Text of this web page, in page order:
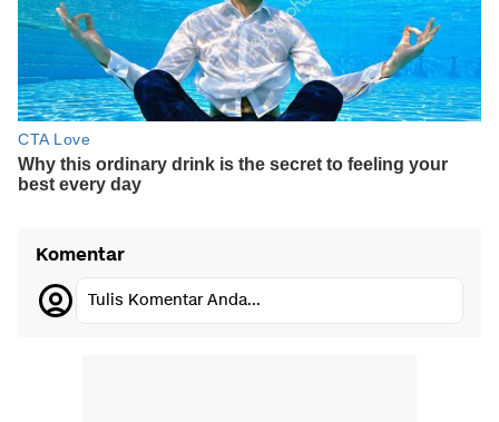
Komentar
Tulis Komentar Anda...